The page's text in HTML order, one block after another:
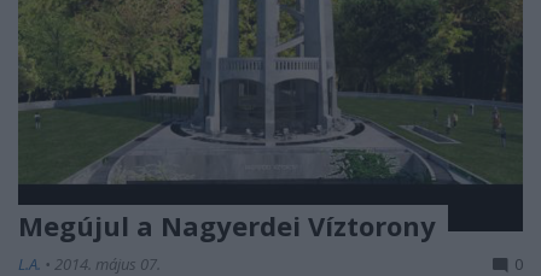
Megújul a Nagyerdei Víztorony
L.A. • 2014. május 07. 0